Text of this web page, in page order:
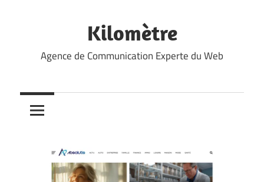
Kilomètre
Agence de Communication Experte du Web